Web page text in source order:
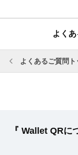
よく
よくあるご質問ト
『 Wallet QRに